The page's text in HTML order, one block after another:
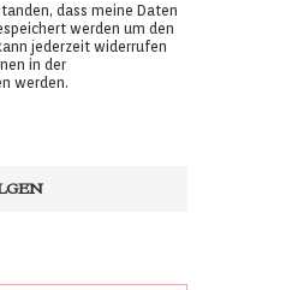
dass meine Daten
werden um den
jederzeit widerrufen
in der
werden.